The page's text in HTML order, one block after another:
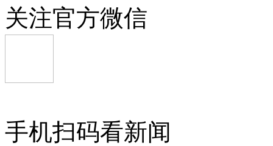
关注官方微信
手机扫码看新闻